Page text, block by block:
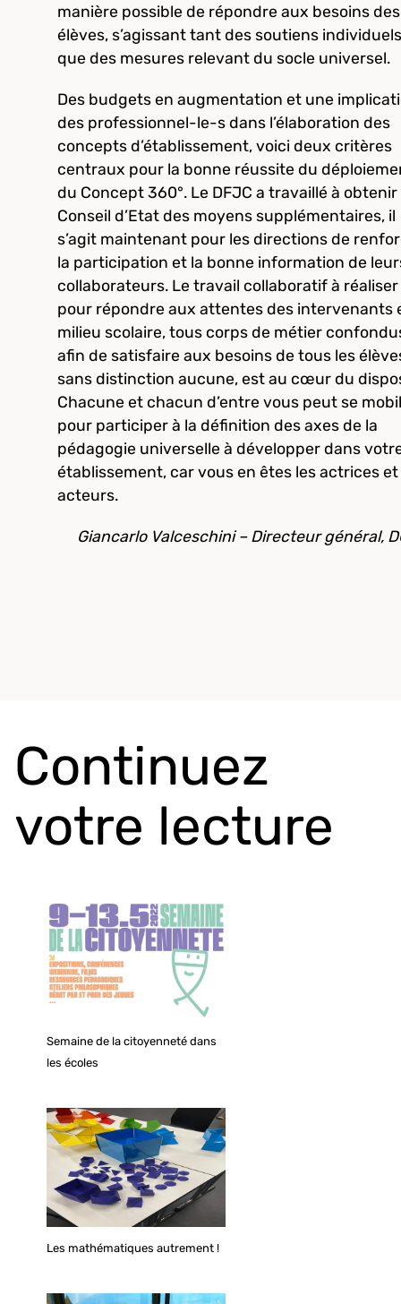
manière possible de répondre aux besoins des
élèves, s’agissant tant des soutiens individuels
que des mesures relevant du socle universel.
Des budgets en augmentation et une
des professionnel-le-s dans l’élaboration des
concepts d’établissement, voici deux critères
centraux pour la bonne réussite du
du Concept 360°. Le DFJC a travaillé à
Conseil d’Etat des moyens supplémentaires, il
s’agit maintenant pour les directions de
la participation et la bonne information de
collaborateurs. Le travail collaboratif à réaliser
pour répondre aux attentes des intervenants
milieu scolaire, tous corps de métier
afin de satisfaire aux besoins de tous les
sans distinction aucune, est au cœur du
Chacune et chacun d’entre vous peut se
pour participer à la définition des axes de la
pédagogie universelle à développer dans
établissement, car vous en êtes les actrices et
acteurs.
Giancarlo Valceschini – Directeur général,
Continuez
votre lecture
Semaine de la citoyenneté dans
les écoles
Les mathématiques autrement !